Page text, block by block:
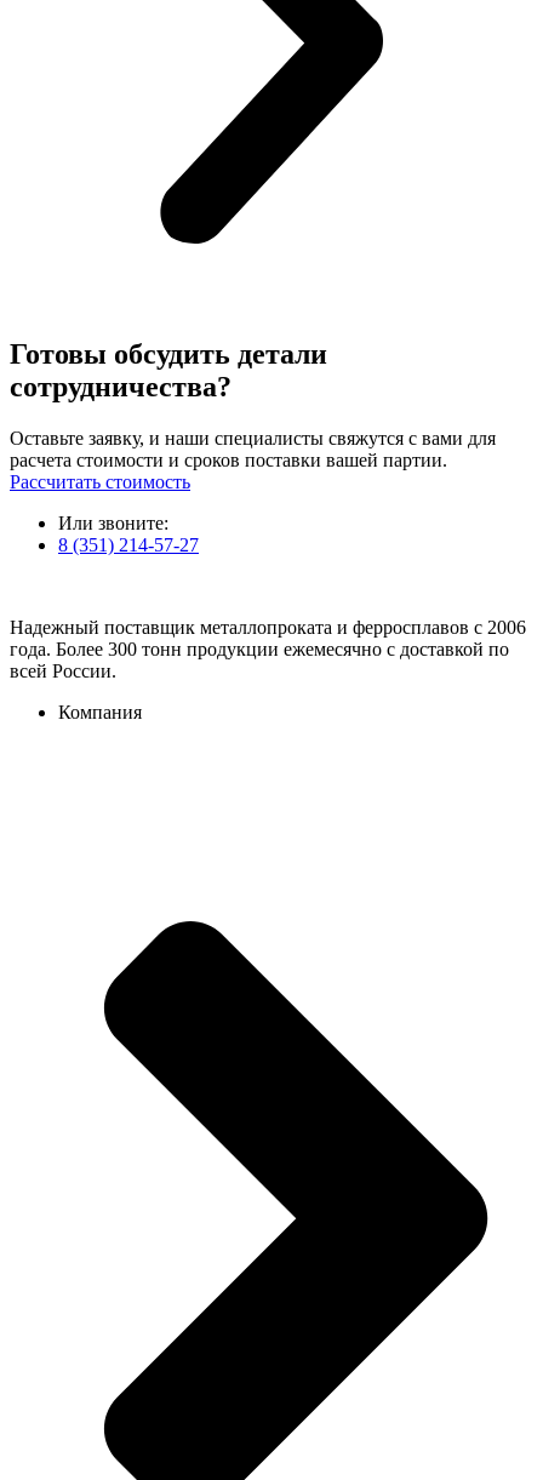
Готовы обсудить детали
сотрудничества?
Оставьте заявку, и наши специалисты свяжутся с вами для
расчета стоимости и сроков поставки вашей партии.
Рассчитать стоимость
Или звоните:
8 (351) 214-57-27
Надежный поставщик металлопроката и ферросплавов с 2006
года. Более 300 тонн продукции ежемесячно с доставкой по
всей России.
Компания